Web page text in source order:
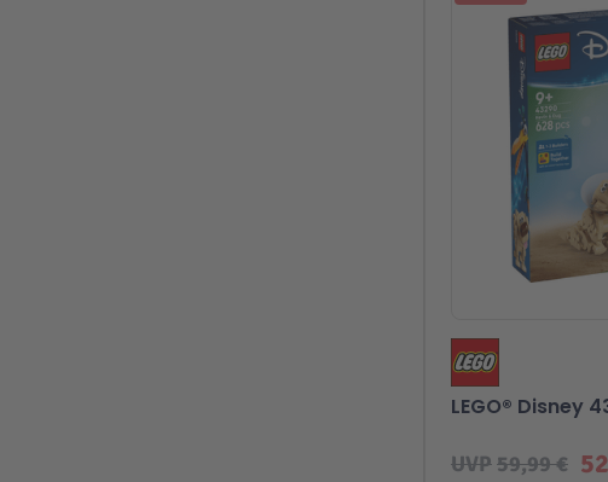
UVP59,99 €
LEGO® Disney